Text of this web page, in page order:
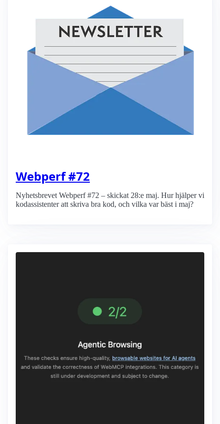
Webperf #72
Nyhetsbrevet Webperf #72 – skickat 28:e maj. Hur hjälper vi
kodassistenter att skriva bra kod, och vilka var bäst i maj?